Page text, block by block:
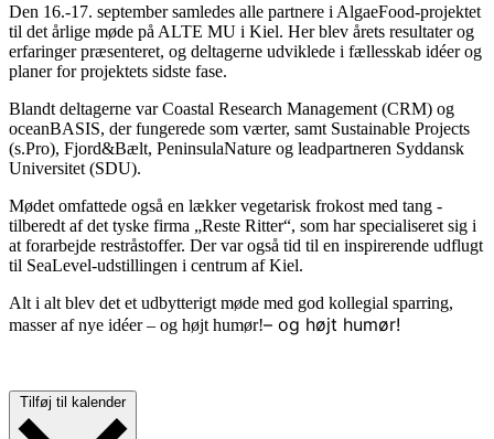
Den 16.-17. september samledes alle partnere i AlgaeFood-projektet
til det årlige møde på ALTE MU i Kiel. Her blev årets resultater og
erfaringer præsenteret, og deltagerne udviklede i fællesskab idéer og
planer for projektets sidste fase.
Blandt deltagerne var Coastal Research Management (CRM) og
oceanBASIS, der fungerede som værter, samt Sustainable Projects
(s.Pro), Fjord&Bælt, PeninsulaNature og leadpartneren Syddansk
Universitet (SDU).
Mødet omfattede også en lækker vegetarisk frokost med tang -
tilberedt af det tyske firma „Reste Ritter“, som har specialiseret sig i
at forarbejde restråstoffer. Der var også tid til en inspirerende udflugt
til SeaLevel-udstillingen i centrum af Kiel.
Alt i alt blev det et udbytterigt møde med god kollegial sparring,
masser af nye idéer – og højt humør!– og højt humør!
Tilføj til kalender